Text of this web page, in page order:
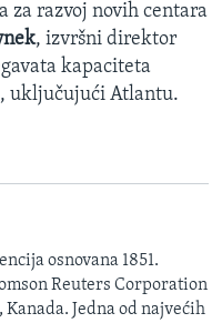
za razvoj novih centara
, izvršni direktor
kapaciteta
uključujući Atlantu.
osnovana 1851.
Reuters Corporation
Jedna od najvećih